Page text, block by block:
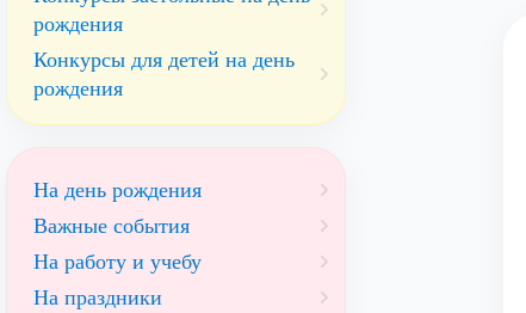
рождения
Конкурсы для детей на день
рождения
На день рождения
Важные события
На работу и учебу
На праздники